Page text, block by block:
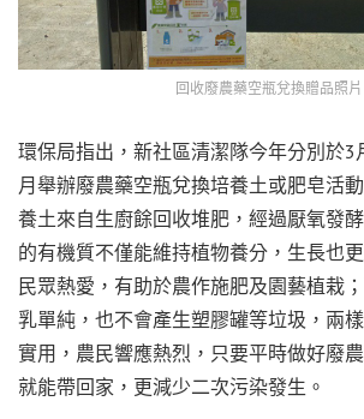
回收廢農藥空瓶兌換贈品照片
環保局指出，新社區清潔隊今年分別於3
月舉辦廢農藥空瓶兌換培養土或肥皂活
養土來自生廚餘回收堆肥，經過厭氧發
的有機質不僅能維持植物養分，生長也
民眾熱愛，有助於農作施肥及園藝植栽
乳單純，也不會產生塑膠罐等垃圾，兩
實用，農民響應熱烈，只要平時做好廢
就能帶回家，更減少二次污染發生。